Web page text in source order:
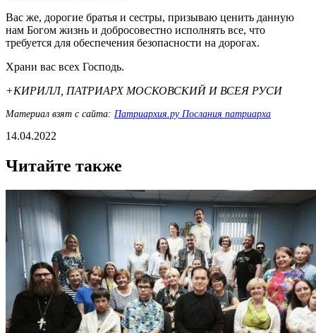
Вас же, дорогие братья и сестры, призываю ценить данную
нам Богом жизнь и добросовестно исполнять все, что
требуется для обеспечения безопасности на дорогах.
Храни вас всех Господь.
+КИРИЛЛ, ПАТРИАРХ МОСКОВСКИЙ И ВСЕЯ РУСИ
Материал взят с сайта: Патриархия.ру Послания патриарха
14.04.2022
Читайте также